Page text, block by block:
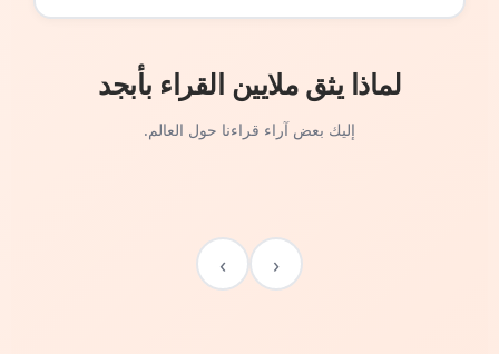
لماذا يثق ملايين القراء بأبجد
إليك بعض آراء قراءنا حول العالم.
‹
›